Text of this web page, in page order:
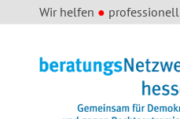
Wir helfen ● professionell